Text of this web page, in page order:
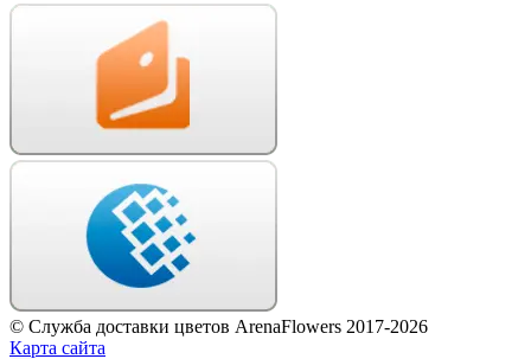
© Служба доставки цветов ArenaFlowers 2017-2026
Карта сайта